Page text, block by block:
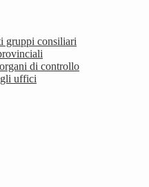
gruppi consiliari
di controllo
uffici